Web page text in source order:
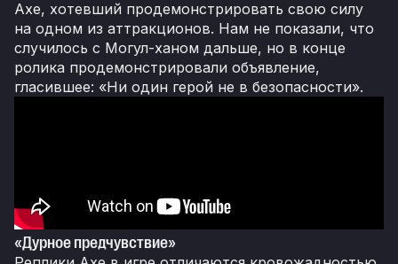
Axe, хотевший продемонстрировать свою силу
на одном из аттракционов. Нам не показали, что
случилось с Могул-ханом дальше, но в конце
ролика продемонстрировали объявление,
гласившее: «Ни один герой не в безопасности».
«Дурное предчувствие»